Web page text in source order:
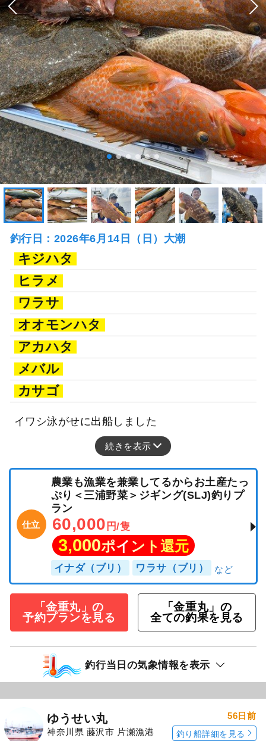
釣行日：2026年6月14日（日）大潮
キジハタ
ヒラメ
ワラサ
オオモンハタ
アカハタ
メバル
カサゴ
イワシ泳がせに出船しました
続きを表示
仕立
農業も漁業を兼業してるからお土産たっ
ぷり＜三浦野菜＞ジギング(SLJ)釣りプ
ラン
60,000 円/隻
3,000ポイント還元
イナダ（ブリ） ワラサ（ブリ）
「金重丸」の
予約プランを見る
「金重丸」の
全ての釣果を見る
釣行当日の気象情報を表示
ゆうせい丸
神奈川県 藤沢市 片瀬漁港
56日前
釣り船詳細を見る